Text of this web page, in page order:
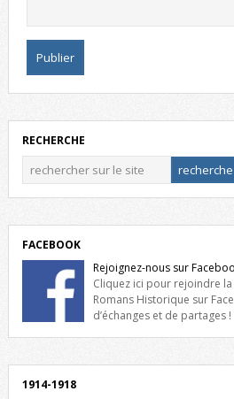
RECHERCHE
FACEBOOK
Rejoignez-nous sur
Cliquez ici pour rejoindre
Romans Historique sur
d’échanges et de partages
1914-1918